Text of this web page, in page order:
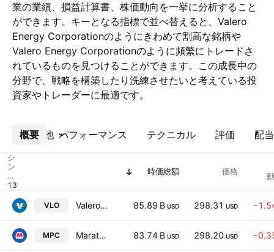
業の業績、損益計算書、株価動向を一挙に分析すること
ができます。キーとなる指標で並べ替えると、Valero
Energy Corporationのようにきわめて割高な銘柄や
Valero Energy Corporationのように頻繁にトレードさ
れているものを見つけることができます。この成長中の
分野で、戦略を構築したり洗練させたいと考えている投
資家やトレーダーに最適です。
概要 パフォーマンス テクニカル 評価 配当
その他
シ
ン
ボ
ル
時価総額 価格
VLO Valero Energy Corporation 85.89 B USD 298.31 USD
MPC Marathon Petroleum Corporation 83.74 B USD 298.20 USD